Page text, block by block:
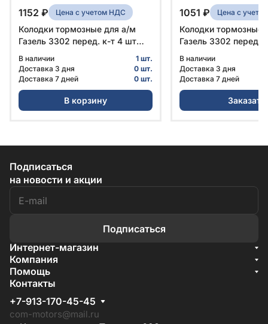
1152 ₽ Цена с учетом НДС
Колодки тормозные для а/м
Газель 3302 перед. к-т 4 шт
3501800-02 | ГАЗ
В наличии
1 шт.
Доставка 3 дня
0 шт.
Доставка 7 дней
0 шт.
В корзину
1051 ₽ Цена с
Колодки тормозные
Газель 3302 перед.
3501800-02 | ГАЗ
В наличии
Доставка 3 дня
Доставка 7 дней
Заказать
Подписаться
на новости и акции
Подписаться
Интернет-магазин
Акции
Бренды
Компания
О компании
Документы
Условия поставки
Отзывы
Помощь
Условия доставки
Способы оплаты
Гарантия на товар
Контакты
+7-913-170-45-45
com-motors@mail.ru